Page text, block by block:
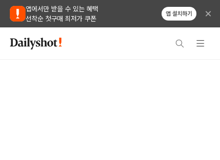
앱에서만 받을 수 있는 혜택
선착순 첫구매 최저가 쿠폰
앱 설치하기